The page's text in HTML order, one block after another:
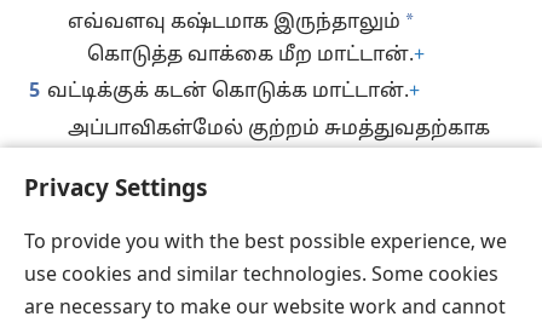
Privacy Settings
To provide you with the best possible experience, we
use cookies and similar technologies. Some cookies
are necessary to make our website work and cannot
எவ்வளவு கஷ்டமாக இருந்தாலும் *
கொடுத்த வாக்கை மீற மாட்டான்.+
5 வட்டிக்குக் கடன் கொடுக்க மாட்டான்.+
அப்பாவிகள்மேல் குற்றம் சுமத்துவதற்காக
இப்படிப்பட்டவன் அசைக்கப்படவே
மாட்டான்.+